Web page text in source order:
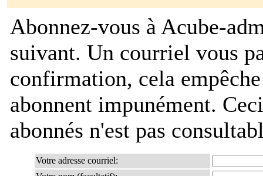
Abonnez-vous à Acube-
suivant. Un courriel vous
confirmation, cela
abonnent impunément.
abonnés n'est pas
Votre adresse courriel: